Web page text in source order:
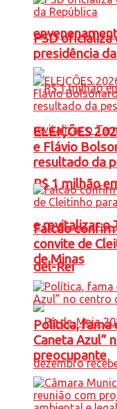
R$ 1 milhão
e revitalizar o
del-Rei
PSD oficializa
presidência
ELEIÇÕES
e Flávio
resultado da
Falcão
convite de
de Minas
Política, fama
Caneta Azul”
preocupante